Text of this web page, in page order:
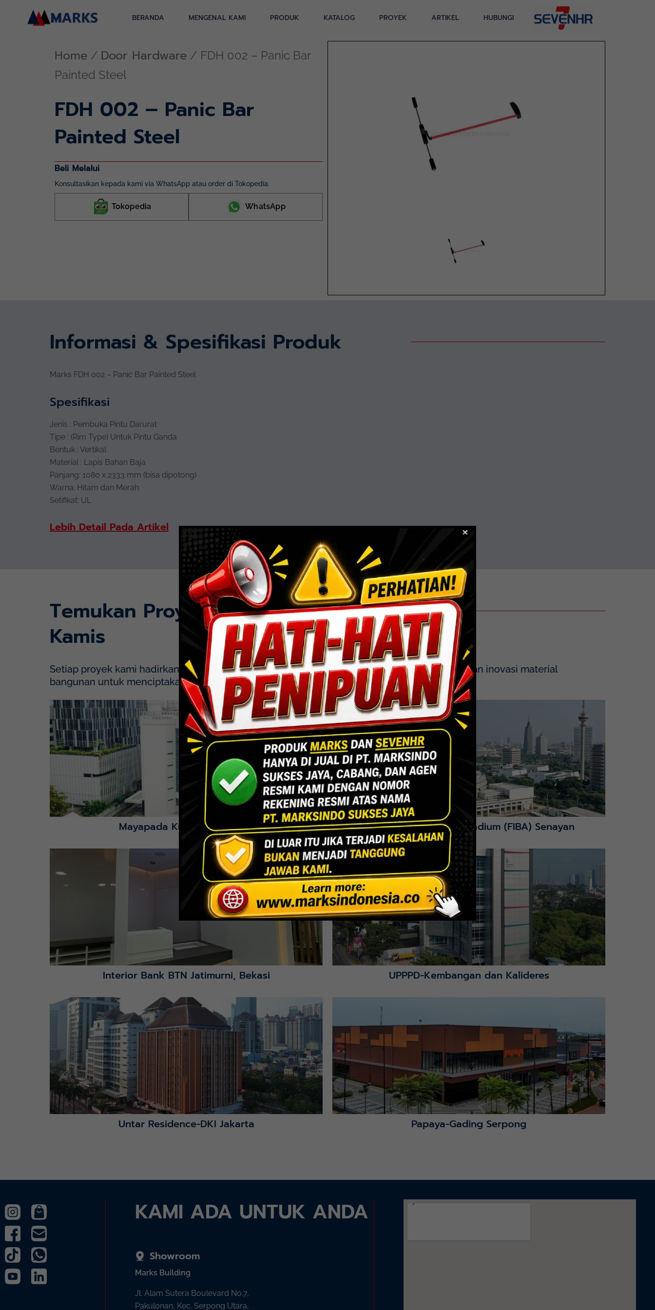
BERANDA MENGENAL KAMI PRODUK KATALOG PROYEK ARTIKEL HUBUNGI
Home / Door Hardware / FDH 002 – Panic Bar
Painted Steel
FDH 002 – Panic Bar
Painted Steel
Beli Melalui
Konsultasikan kepada kami via WhatsApp atau order di Tokopedia.
Tokopedia WhatsApp
Informasi & Spesifikasi Produk
Marks FDH 002 – Panic Bar Painted Steel
Spesifikasi
Jenis : Pembuka Pintu Darurat
Tipe : (Rim Type) Untuk Pintu Ganda
Bentuk : Vertikal
Material : Lapis Bahan Baja
Panjang: 1080 x 2333 mm (bisa dipotong)
Warna: Hitam dan Merah
Setifikat: UL
Lebih Detail Pada Artikel
Temukan Proyek
Kamis
Setiap proyek kami hadirkan dengan presisi, efisiensi, dan sentuhan estetika. Mengintegrasikan inovasi material
bangunan untuk menciptakan solusi yang fungsional dan berdaya tahan tinggi.
Mayapada Hospital Kuningan (MHKN), Kuningan, Jakarta Selatan.
Lihat Detail Proyek
Mayapada Kuningan Jakarta
Lihat Detail Proyek
Indoor Multifunction Stadium (FIBA) Senayan
Interior Bank BTN Jatimurni, Bekasi
Lihat Detail Proyek
UPPPD-Kembangan dan Kalideres
Lihat Detail Proyek
Untar Residence-DKI Jakarta
Lihat Detail Proyek
Papaya-Gading Serpong
KAMI ADA UNTUK ANDA
Showroom
Marks Building
Jl. Alam Sutera Boulevard No.7,
Pakulonan, Kec. Serpong Utara,